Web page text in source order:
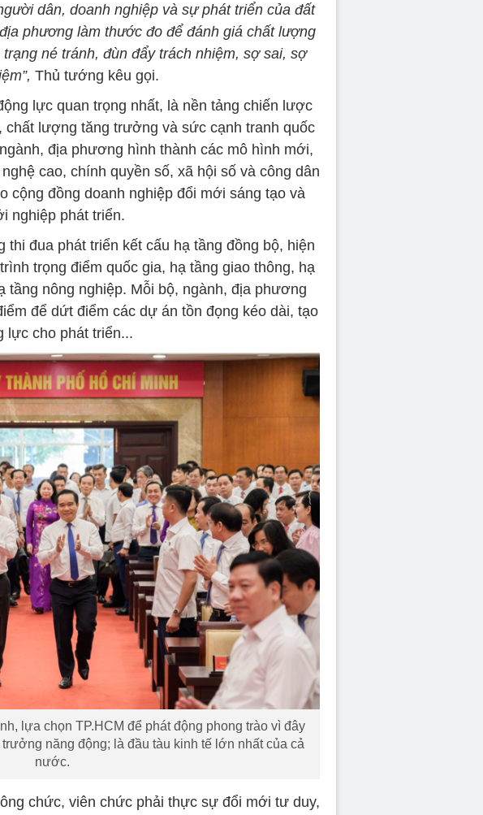
dân, doanh nghiệp và sự phát triển của đất
phương làm thước đo để đánh giá chất lượng
né tránh, đùn đẩy trách nhiệm, sợ sai, sợ
Thủ tướng kêu gọi.
lực quan trọng nhất, là nền tảng chiến lược
chất lượng tăng trưởng và sức cạnh tranh quốc
địa phương hình thành các mô hình mới,
cao, chính quyền số, xã hội số và công dân
cộng đồng doanh nghiệp đổi mới sáng tạo và
nghiệp phát triển.
đua phát triển kết cấu hạ tầng đồng bộ, hiện
trọng điểm quốc gia, hạ tầng giao thông, hạ
tầng nông nghiệp. Mỗi bộ, ngành, địa phương
để dứt điểm các dự án tồn đọng kéo dài, tạo
lực cho phát triển...
lựa chọn TP.HCM để phát động phong trào vì đây
năng động; là đầu tàu kinh tế lớn nhất của cả
nước.
chức, viên chức phải thực sự đổi mới tư duy,